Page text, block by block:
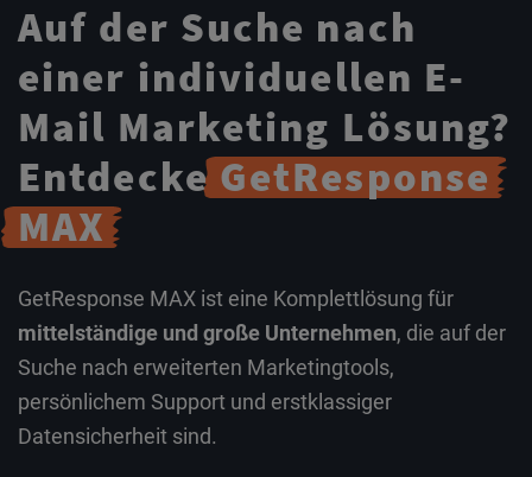
Auf der Suche nach
einer individuellen E-
Mail Marketing Lösung?
Entdecke GetResponse
MAX
GetResponse MAX ist eine Komplettlösung für
mittelständige und große Unternehmen, die auf der
Suche nach erweiterten Marketingtools,
persönlichem Support und erstklassiger
Datensicherheit sind.